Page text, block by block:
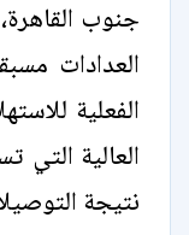
جنوب
العدادات
الفعلية
العالية
نتيجة